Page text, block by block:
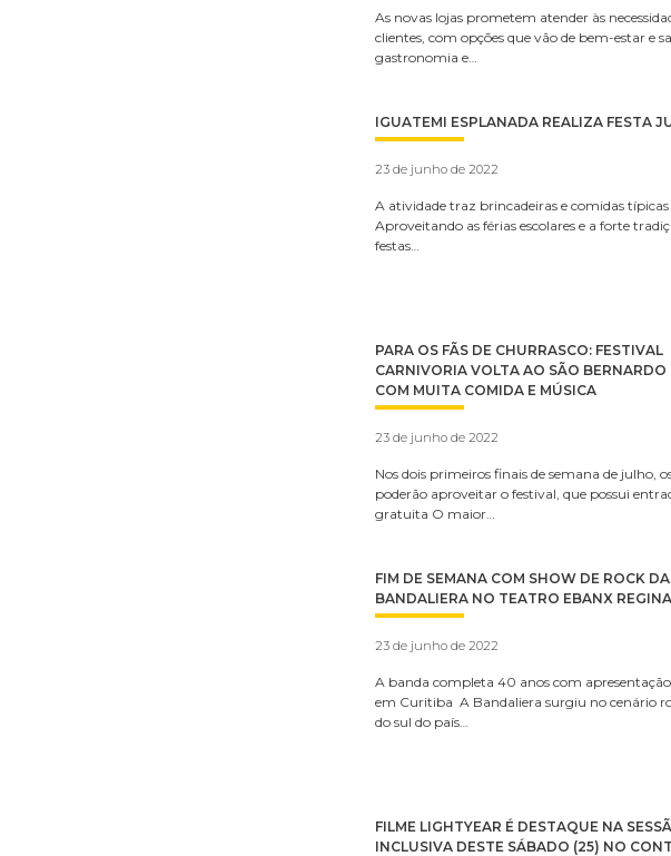
As novas lojas prometem atender às
clientes, com opções que vão de bem-estar e
gastronomia e…
IGUATEMI ESPLANADA REALIZA FESTA
23 de junho de 2022
A atividade traz brincadeiras e comidas típicas
Aproveitando as férias escolares e a forte
festas…
PARA OS FÃS DE CHURRASCO: FESTIVAL
CARNIVORIA VOLTA AO SÃO BERNARDO
COM MUITA COMIDA E MÚSICA
23 de junho de 2022
Nos dois primeiros finais de semana de julho,
poderão aproveitar o festival, que possui
gratuita O maior…
FIM DE SEMANA COM SHOW DE ROCK DA
BANDALIERA NO TEATRO EBANX
23 de junho de 2022
A banda completa 40 anos com apresentação
em Curitiba A Bandaliera surgiu no cenário
do sul do país…
FILME LIGHTYEAR É DESTAQUE NA
INCLUSIVA DESTE SÁBADO (25) NO